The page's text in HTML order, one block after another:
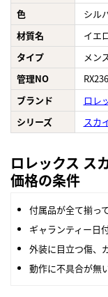
色
シル
材質名
イエ
タイプ
メン
管理NO
ブランド
ロレ
シリーズ
スカ
ロレックス ス
価格の条件
付属品が全て揃っ
ギャランティー日
外装に目立つ傷、
動作に不具合が無